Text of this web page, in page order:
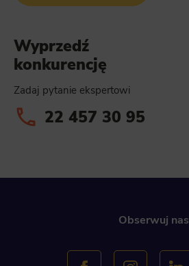
Wyprzedź
konkurencję
Zadaj pytanie ekspertowi
22 457 30 95
Obserwuj nas